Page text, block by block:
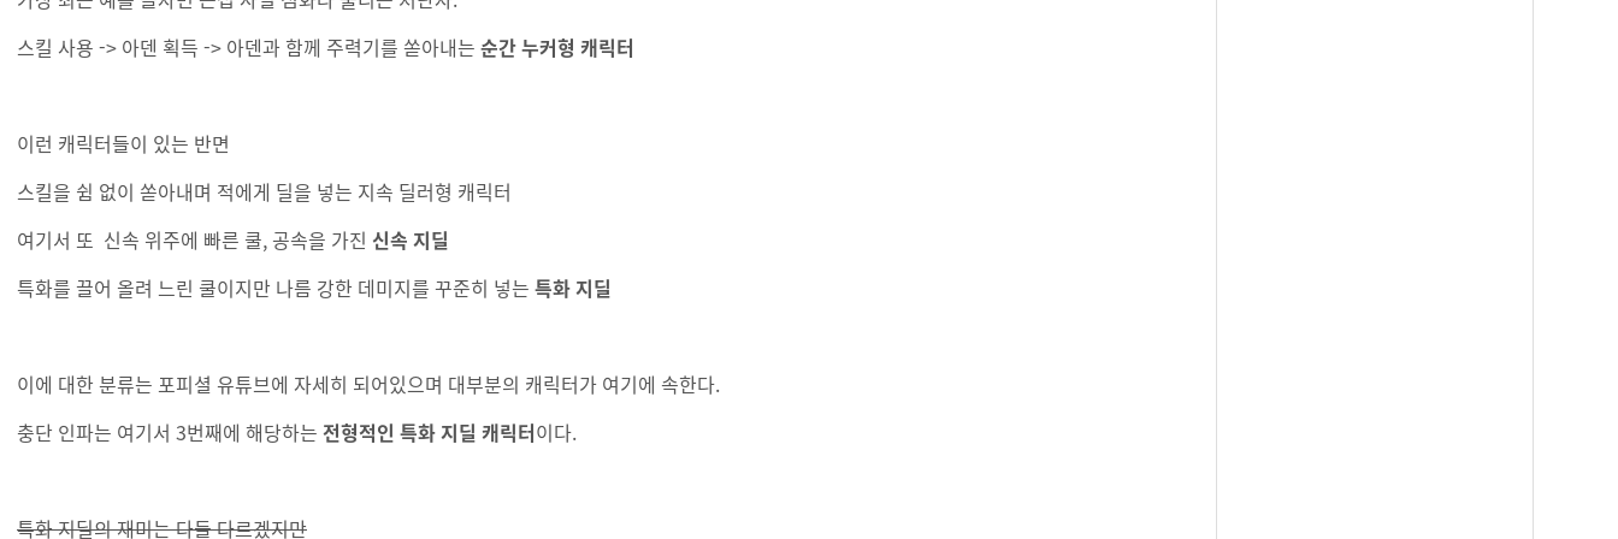
스킬 사용 -> 아덴 획득 -> 아덴과 함께 주력기를 쏟아내는 순간 누커형 캐릭터
이런 캐릭터들이 있는 반면
스킬을 쉼 없이 쏟아내며 적에게 딜을 넣는 지속 딜러형 캐릭터
여기서 또 신속 위주에 빠른 쿨, 공속을 가진 신속 지딜
특화를 끌어 올려 느린 쿨이지만 나름 강한 데미지를 꾸준히 넣는 특화 지딜
이에 대한 분류는 포피셜 유튜브에 자세히 되어있으며 대부분의 캐릭터가 여기에 속한다.
충단 인파는 여기서 3번째에 해당하는 전형적인 특화 지딜 캐릭터이다.
특화 지딜의 재미는 다들 다르겠지만